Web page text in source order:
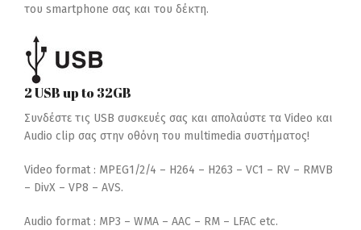
του smartphone σας και του δέκτη.
2 USB up to 32GB
Συνδέστε τις USB συσκευές σας και απολαύστε τα Video και
Audio clip σας στην οθόνη του multimedia συστήματος!
Video format : MPEG1/2/4 – H264 – H263 – VC1 – RV – RMVB
– DivX – VP8 – AVS.
Audio format : MP3 – WMA – AAC – RM – LFAC etc.